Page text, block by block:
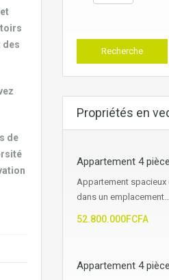
des
de
Propriétés en
Appartement 4
Appartement spacieux
dans un emplacement…
52.800.000FCFA
Appartement 4